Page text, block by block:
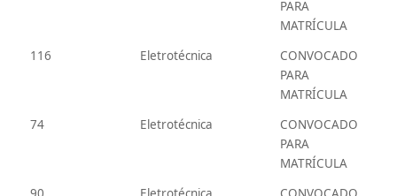
PARA
MATRÍCULA
116
Eletrotécnica
CONVOCADO
PARA
MATRÍCULA
74
Eletrotécnica
CONVOCADO
PARA
MATRÍCULA